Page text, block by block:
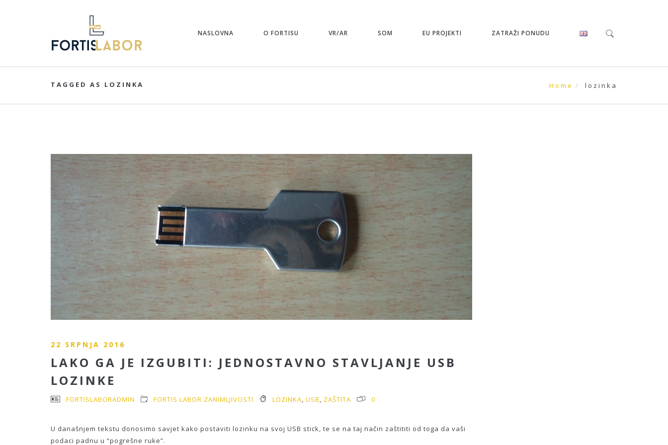
NASLOVNA O FORTISU VR/AR SOM EU PROJEKTI ZATRAŽI PONUDU
TAGGED AS LOZINKA Home lozinka
22 SRPNJA 2016
LAKO GA JE IZGUBITI: JEDNOSTAVNO STAVLJANJE USB
LOZINKE
FORTISLABORADMIN FORTIS LABOR ZANIMLJIVOSTI LOZINKA, USB, ZAŠTITA 0
U današnjem tekstu donosimo savjet kako postaviti lozinku na svoj USB stick, te se na taj način zaštititi od toga da vaši
podaci padnu u “pogrešne ruke”.